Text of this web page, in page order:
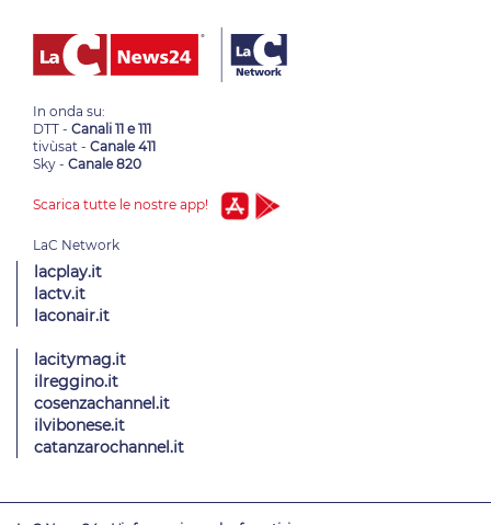
In onda su:
DTT - Canali 11 e 111
tivùsat - Canale 411
Sky - Canale 820
Scarica tutte le nostre app!
lacplay.it
lactv.it
laconair.it
lacitymag.it
ilreggino.it
cosenzachannel.it
ilvibonese.it
catanzarochannel.it